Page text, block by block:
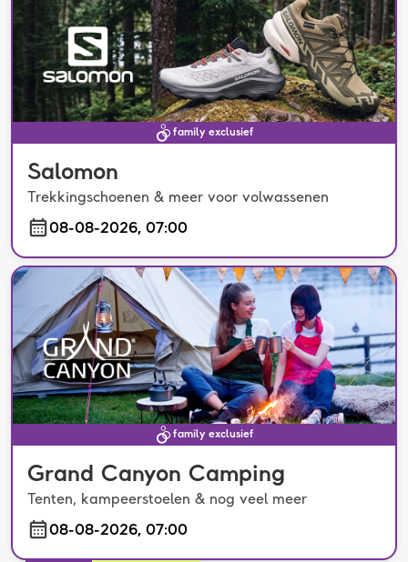
family exclusief
Salomon
Trekkingschoenen & meer voor volwassenen
08-08-2026, 07:00
family exclusief
Grand Canyon Camping
Tenten, kampeerstoelen & nog veel meer
08-08-2026, 07:00